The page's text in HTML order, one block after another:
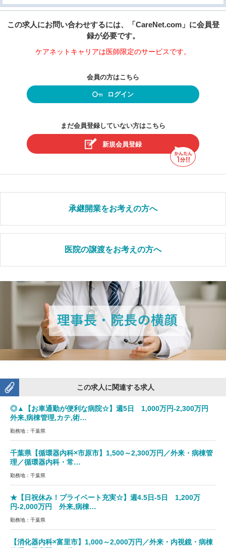
この求人にお問い合わせするには、「CareNet.com」に会員登
録が必要です。
ケアネットキャリアは医師限定のサービスです。
会員の方はこちら
ログイン
まだ会員登録していない方はこちら
新規会員登録
承継開業をお考えの方へ
医院の譲渡をお考えの方へ
この求人に関連する求人
◎▲【お車通勤が便利な病院☆】週5日 1,000万円-2,300万円
外来,病棟管理,カテ,術…
勤務地：千葉県
千葉県【循環器内科×市原市】1,500～2,300万円／外来・病棟管
理／循環器内科・常…
勤務地：千葉県
★【日祝休み！プライベート充実☆】週4.5日-5日 1,200万
円-2,000万円 外来,病棟…
勤務地：千葉県
【消化器内科×富里市】1,000～2,000万円／外来・内視鏡・病棟